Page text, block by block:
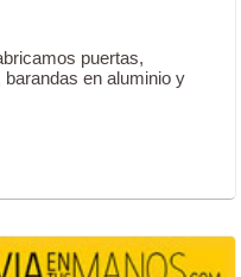
puertas,
en aluminio y